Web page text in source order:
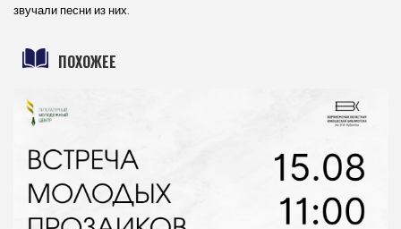
звучали песни из них.
ПОХОЖЕЕ